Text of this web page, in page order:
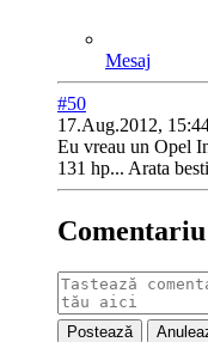
Mesaj
#50
17.Aug.2012,
Eu vreau un Opel
131 hp... Arata
Comentariu
Postează